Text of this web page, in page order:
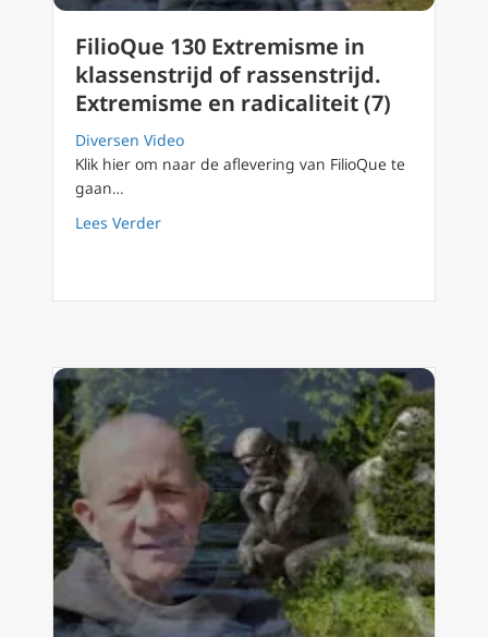
FilioQue 130 Extremisme in
klassenstrijd of rassenstrijd.
Extremisme en radicaliteit (7)
Diversen Video
Klik hier om naar de aflevering van FilioQue te
gaan…
Lees Verderabout FilioQue 130 Extremisme in